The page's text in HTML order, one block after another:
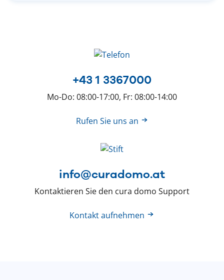
+43 1 3367000
Mo-Do: 08:00-17:00, Fr: 08:00-14:00
Rufen Sie uns an
info@curadomo.at
Kontaktieren Sie den cura domo Support
Kontakt aufnehmen